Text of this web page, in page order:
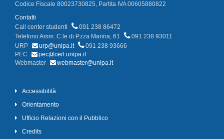
Codice Fiscale 80023730825, Partita IVA 00605880822
Contatti
Call center studenti
091 238 86472
Telefono Amm. C.le di P.zza Marina, 61
091 238 93011
URP
urp@unipa.it
091 238 93666
PEC
pec@cert.unipa.it
Webmaster
webmaster@unipa.it
Accessibilità
Orientamento
Ufficio Relazioni con il Pubblico
Credits